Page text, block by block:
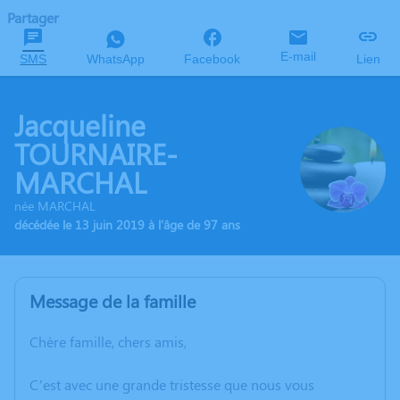
Partager
SMS WhatsApp Facebook E-mail Lien
Jacqueline
TOURNAIRE-
MARCHAL
née MARCHAL
décédée le 13 juin 2019 à l'âge de 97 ans
Message de la famille
Chère famille, chers amis,
C’est avec une grande tristesse que nous vous